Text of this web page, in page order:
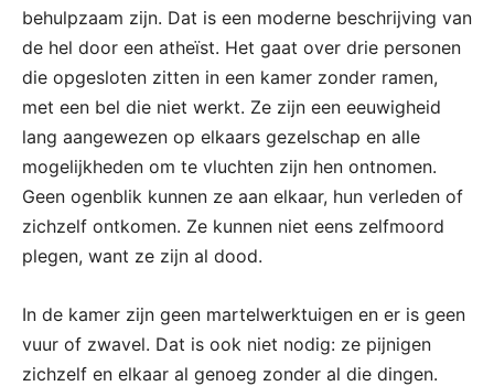
behulpzaam zijn. Dat is een moderne beschrijving van
de hel door een atheïst. Het gaat over drie personen
die opgesloten zitten in een kamer zonder ramen,
met een bel die niet werkt. Ze zijn een eeuwigheid
lang aangewezen op elkaars gezelschap en alle
mogelijkheden om te vluchten zijn hen ontnomen.
Geen ogenblik kunnen ze aan elkaar, hun verleden of
zichzelf ontkomen. Ze kunnen niet eens zelfmoord
plegen, want ze zijn al dood.
In de kamer zijn geen martelwerktuigen en er is geen
vuur of zwavel. Dat is ook niet nodig: ze pijnigen
zichzelf en elkaar al genoeg zonder al die dingen.